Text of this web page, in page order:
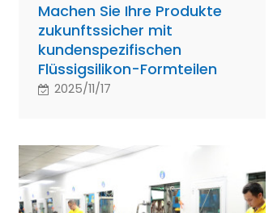
Machen Sie Ihre Produkte
zukunftssicher mit
kundenspezifischen
Flüssigsilikon-Formteilen
2025/11/17